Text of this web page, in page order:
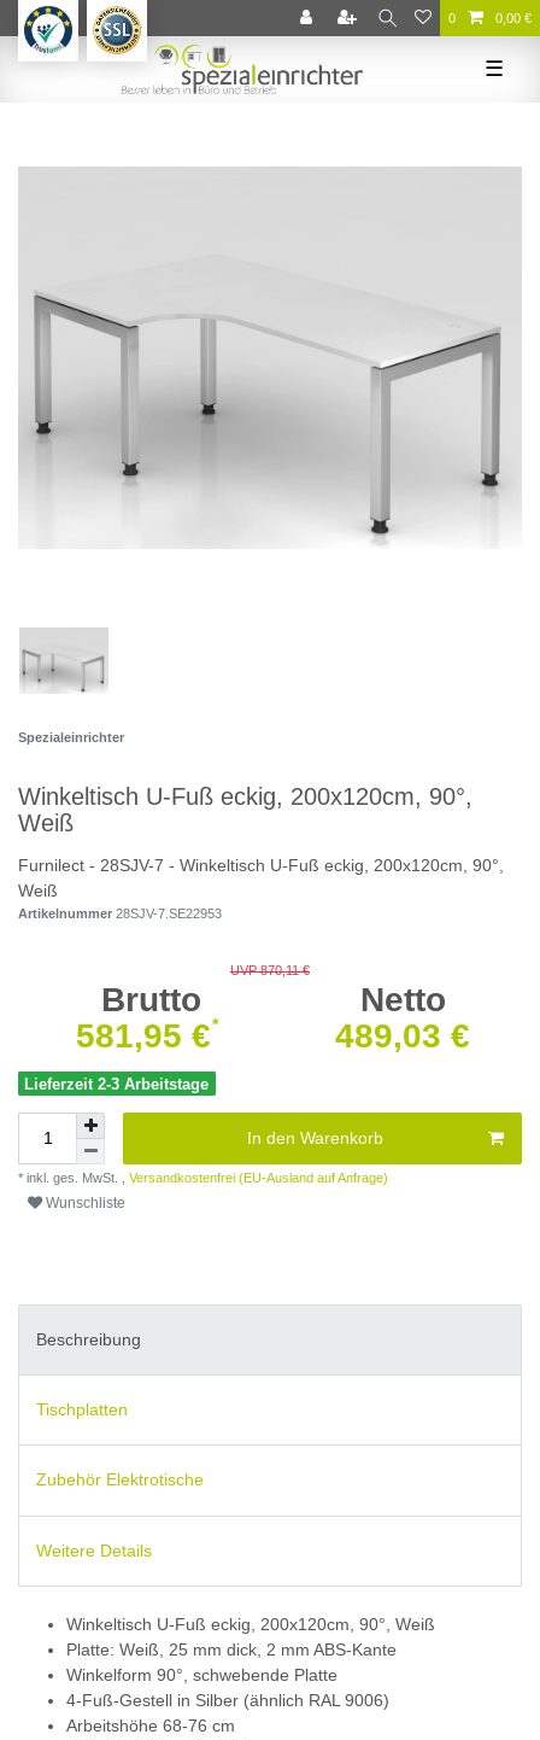
0 0,00 €
☰
Spezialeinrichter
Winkeltisch U-Fuß eckig, 200x120cm, 90°,
Weiß
Furnilect - 28SJV-7 - Winkeltisch U-Fuß eckig, 200x120cm, 90°,
Weiß
Artikelnummer 28SJV-7.SE22953
UVP 870,11 €
Brutto
Netto
581,95 €
* 489,03 €
Lieferzeit 2-3 Arbeitstage
In den Warenkorb
* inkl. ges. MwSt. , Versandkostenfrei (EU-Ausland auf Anfrage)
Wunschliste
Beschreibung
Tischplatten
Zubehör Elektrotische
Weitere Details
Winkeltisch U-Fuß eckig, 200x120cm, 90°, Weiß
Platte: Weiß, 25 mm dick, 2 mm ABS-Kante
Winkelform 90°, schwebende Platte
4-Fuß-Gestell in Silber (ähnlich RAL 9006)
Arbeitshöhe 68-76 cm